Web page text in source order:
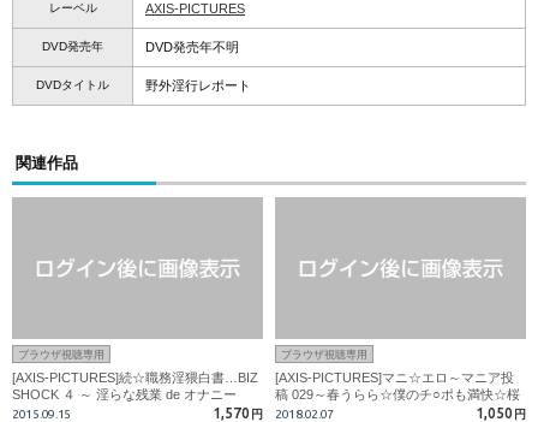
レーベル AXIS-PICTURES
DVD発売年 DVD発売年不明
DVDタイトル 野外淫行レポート
関連作品
ブラウザ視聴専用
[AXIS-PICTURES]続☆職務淫猥白書…BIZ
SHOCK ４ ～ 淫らな残業 de オナニー
2015.09.15 1,570 円
ブラウザ視聴専用
[AXIS-PICTURES]マニ☆エロ～マニア投
稿 029～春うらら☆僕のチ○ポも満快☆桜
色ぉ!!
2018.02.07 1,050 円